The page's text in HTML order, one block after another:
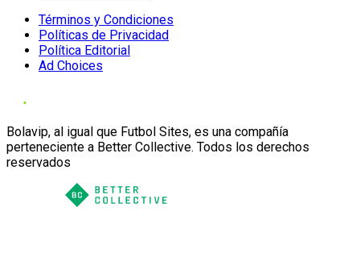
Términos y Condiciones
Políticas de Privacidad
Política Editorial
Ad Choices
Bolavip, al igual que Futbol Sites, es una compañía
perteneciente a Better Collective. Todos los derechos
reservados